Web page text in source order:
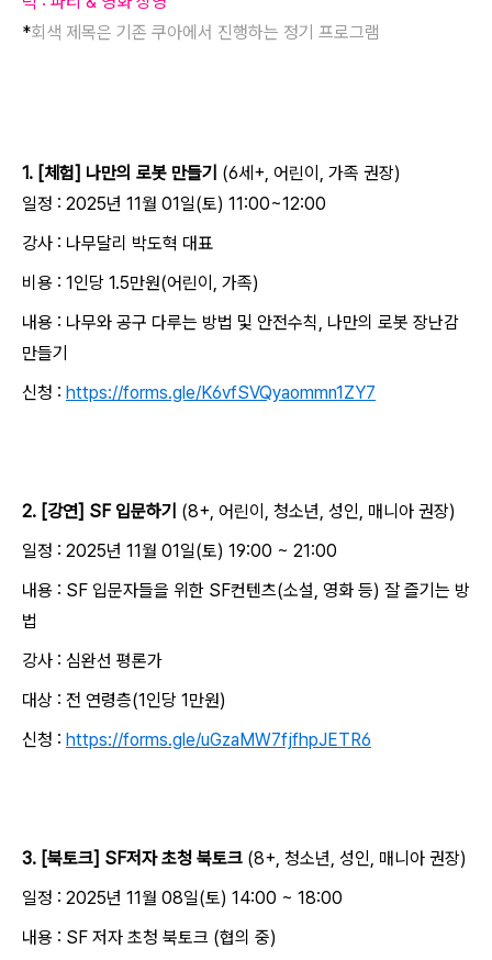
*회색 제목은 기존 쿠아에서 진행하는 정기 프로그램
1. [체험] 나만의 로봇 만들기 (6세+, 어린이, 가족 권장)
일정 : 2025년 11월 01일(토) 11:00~12:00
강사 : 나무달리 박도혁 대표
비용 : 1인당 1.5만원(어린이, 가족)
내용 : 나무와 공구 다루는 방법 및 안전수칙, 나만의 로봇 장난감
만들기
신청 : https://forms.gle/K6vfSVQyaommn1ZY7
2. [강연] SF 입문하기 (8+, 어린이, 청소년, 성인, 매니아 권장)
일정 : 2025년 11월 01일(토) 19:00 ~ 21:00
내용 : SF 입문자들을 위한 SF컨텐츠(소설, 영화 등) 잘 즐기는 방
법
강사 : 심완선 평론가
대상 : 전 연령층(1인당 1만원)
신청 : https://forms.gle/uGzaMW7fjfhpJETR6
3. [북토크] SF저자 초청 북토크 (8+, 청소년, 성인, 매니아 권장)
일정 : 2025년 11월 08일(토) 14:00 ~ 18:00
내용 : SF 저자 초청 북토크 (협의 중)